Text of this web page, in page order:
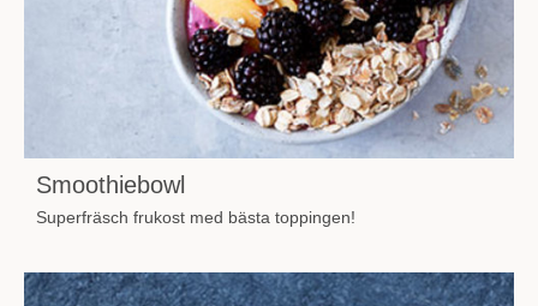
Smoothiebowl
Superfräsch frukost med bästa toppingen!